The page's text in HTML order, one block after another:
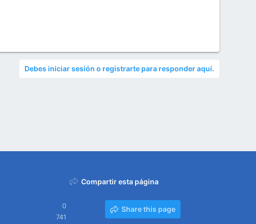
Debes iniciar sesión o registrarte para responder aquí.
0
741
Compartir esta página
Share this page